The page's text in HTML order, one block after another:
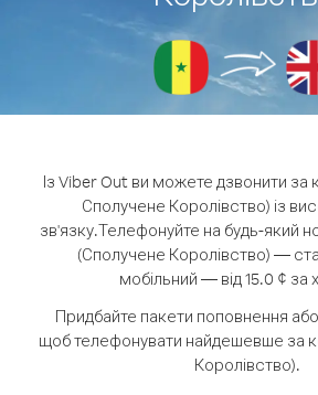
Із Viber Out ви можете дзвонити за
Сполучене Королівство) із
зв'язку.Телефонуйте на будь-який
(Сполучене Королівство) —
мобільний — від 15.0 ¢ за
Придбайте пакети поповнення
щоб телефонувати найдешевше за
Королівство).